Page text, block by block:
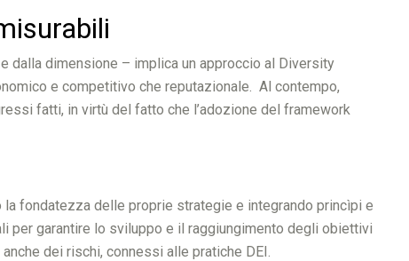
dalla dimensione – implica un approccio al Diversity
e competitivo che reputazionale. Al contempo,
fatti, in virtù del fatto che l’adozione del framework
la fondatezza delle proprie strategie e integrando princìpi e
per garantire lo sviluppo e il raggiungimento degli obiettivi
dei rischi, connessi alle pratiche DEI.